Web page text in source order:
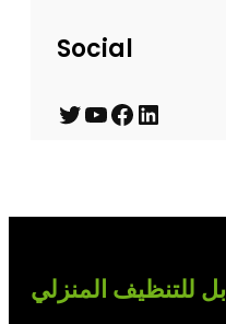
Social
T
t
e
Y
u
b
F
o
L
e
d
للتنظيف المنزلي